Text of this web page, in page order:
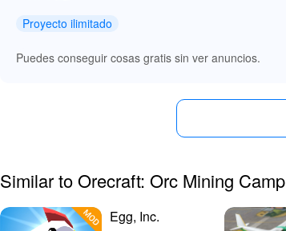
Proyecto ilimitado
Puedes conseguir cosas gratis sin ver anuncios.
Similar to Orecraft: Orc Mining Camp
Egg, Inc.